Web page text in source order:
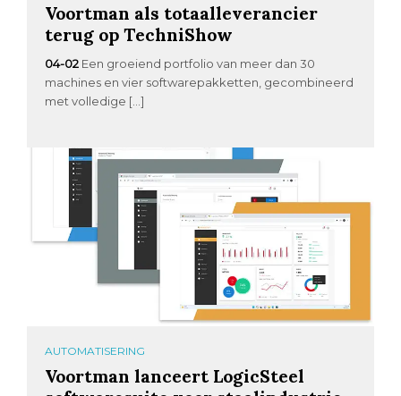
Voortman als totaalleverancier
terug op TechniShow
04-02 Een groeiend portfolio van meer dan 30
machines en vier softwarepakketten, gecombineerd
met volledige […]
AUTOMATISERING
Voortman lanceert LogicSteel